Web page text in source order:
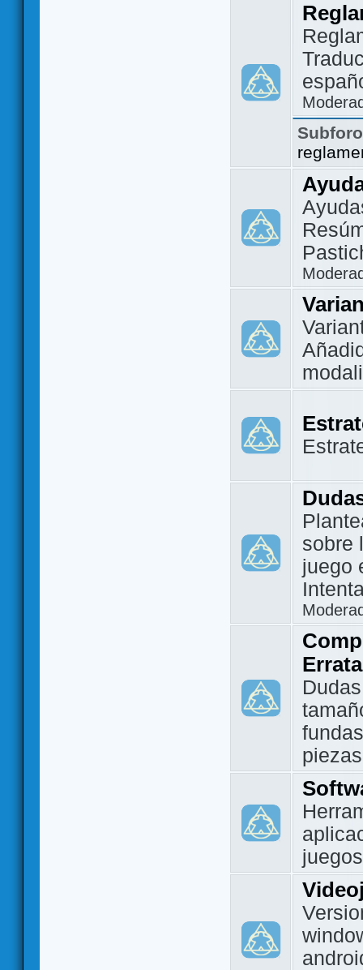
sobre
juego